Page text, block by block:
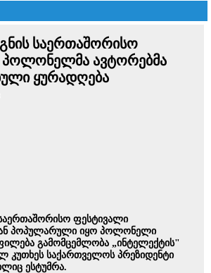
საერთაშორისო
პოლონელმა ავტორებმა
ყურადღება
ფესტივალი
პოპულარული იყო პოლონელი
გამომცემლობა „ინტელექტის"
კუთხეს საქართველოს პრეზიდენტი
ესტუმრა.